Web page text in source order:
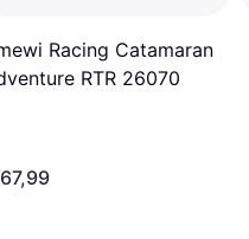
Racing Catamaran
RTR 26070